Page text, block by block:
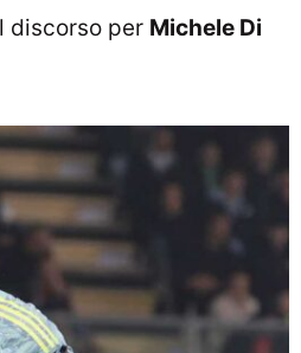
discorso per Michele Di